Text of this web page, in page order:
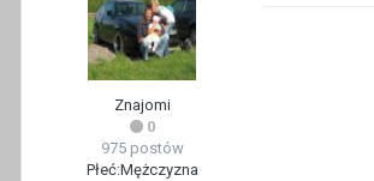
Znajomi
0
975 postów
Płeć:Mężczyzna